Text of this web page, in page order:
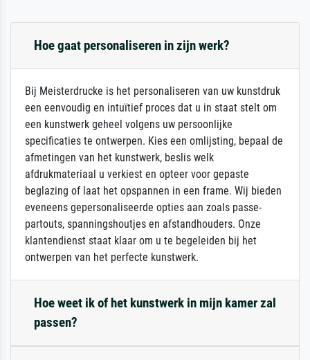
Hoe gaat personaliseren in zijn werk?
Bij Meisterdrucke is het personaliseren van uw kunstdruk
een eenvoudig en intuïtief proces dat u in staat stelt om
een kunstwerk geheel volgens uw persoonlijke
specificaties te ontwerpen. Kies een omlijsting, bepaal de
afmetingen van het kunstwerk, beslis welk
afdrukmateriaal u verkiest en opteer voor gepaste
beglazing of laat het opspannen in een frame. Wij bieden
eveneens gepersonaliseerde opties aan zoals passe-
partouts, spanningshoutjes en afstandhouders. Onze
klantendienst staat klaar om u te begeleiden bij het
ontwerpen van het perfecte kunstwerk.
Hoe weet ik of het kunstwerk in mijn kamer zal
passen?